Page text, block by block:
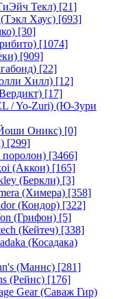
Текл) [21]
Хаус) [693]
[30]
[1074]
[909]
[22]
Хилл) [12]
[17]
/ Yo-Zuri) (Ю-Зури
Оникс) [0]
[299]
[3466]
(Аккои) [165]
(Беркли) [3]
(Химера) [358]
(Кондор) [322]
(Грифон) [5]
(Кейтеч) [338]
(Косадака)
(Маннс) [281]
(Рейнс) [176]
Gear (Саваж Гир)